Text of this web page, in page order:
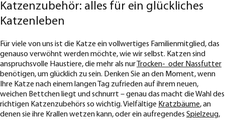
Katzenzubehör: alles für ein glückliches
Katzenleben
Für viele von uns ist die Katze ein vollwertiges Familienmitglied, das
genauso verwöhnt werden möchte, wie wir selbst. Katzen sind
anspruchsvolle Haustiere, die mehr als nur Trocken- oder Nassfutter
benötigen, um glücklich zu sein. Denken Sie an den Moment, wenn
Ihre Katze nach einem langen Tag zufrieden auf ihrem neuen,
weichen Bettchen liegt und schnurrt – genau das macht die Wahl des
richtigen Katzenzubehörs so wichtig. Vielfältige Kratzbäume, an
denen sie ihre Krallen wetzen kann, oder ein aufregendes Spielzeug,